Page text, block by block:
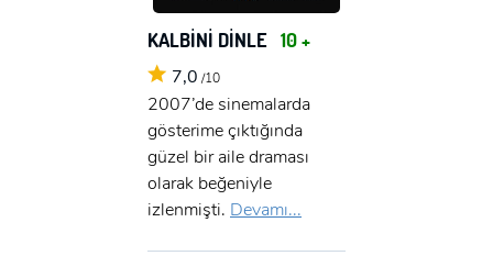
KALBİNİ DİNLE 10 +
7,0 /10
2007’de sinemalarda
gösterime çıktığında
güzel bir aile draması
olarak beğeniyle
izlenmişti. Devamı...